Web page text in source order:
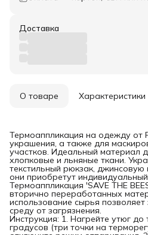
Доставка
О товаре Характеристики
Термоаппликация на одежду от
украшения, а также для
участков. Идеальный материал
хлопковые и льняные ткани.
текстильный рюкзак, джинсовую
они приобретут
Термоаппликация 'SAVE THE
вторично переработанных
использование сырья
среду от загрязнения.
Инструкция: 1. Нагрейте утюг
градусов (три точки на